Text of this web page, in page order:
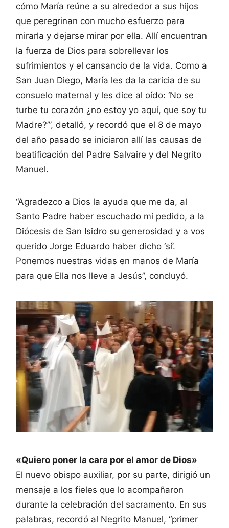
cómo María reúne a su alrededor a sus hijos
que peregrinan con mucho esfuerzo para
mirarla y dejarse mirar por ella. Allí encuentran
la fuerza de Dios para sobrellevar los
sufrimientos y el cansancio de la vida. Como a
San Juan Diego, María les da la caricia de su
consuelo maternal y les dice al oído: ‘No se
turbe tu corazón ¿no estoy yo aquí, que soy tu
Madre?’”, detalló, y recordó que el 8 de mayo
del año pasado se iniciaron allí las causas de
beatificación del Padre Salvaire y del Negrito
Manuel.
“Agradezco a Dios la ayuda que me da, al
Santo Padre haber escuchado mi pedido, a la
Diócesis de San Isidro su generosidad y a vos
querido Jorge Eduardo haber dicho ‘sí’.
Ponemos nuestras vidas en manos de María
para que Ella nos lleve a Jesús”, concluyó.
«Quiero poner la cara por el amor de Dios»
El nuevo obispo auxiliar, por su parte, dirigió un
mensaje a los fieles que lo acompañaron
durante la celebración del sacramento. En sus
palabras, recordó al Negrito Manuel, “primer